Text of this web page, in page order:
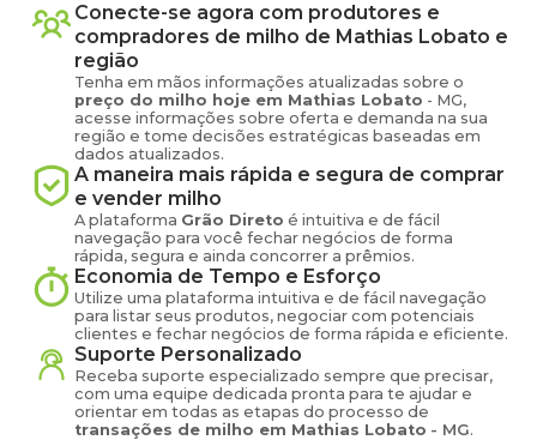
Conecte-se agora com produtores e
compradores de milho de Mathias Lobato e
região
Tenha em mãos informações atualizadas sobre o
preço do milho hoje em Mathias Lobato - MG,
acesse informações sobre oferta e demanda na sua
região e tome decisões estratégicas baseadas em
dados atualizados.
A maneira mais rápida e segura de comprar
e vender milho
A plataforma Grão Direto é intuitiva e de fácil
navegação para você fechar negócios de forma
rápida, segura e ainda concorrer a prêmios.
Economia de Tempo e Esforço
Utilize uma plataforma intuitiva e de fácil navegação
para listar seus produtos, negociar com potenciais
clientes e fechar negócios de forma rápida e eficiente.
Suporte Personalizado
Receba suporte especializado sempre que precisar,
com uma equipe dedicada pronta para te ajudar e
orientar em todas as etapas do processo de
transações de milho em Mathias Lobato - MG.